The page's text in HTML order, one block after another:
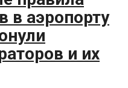
в аэропорту
и их